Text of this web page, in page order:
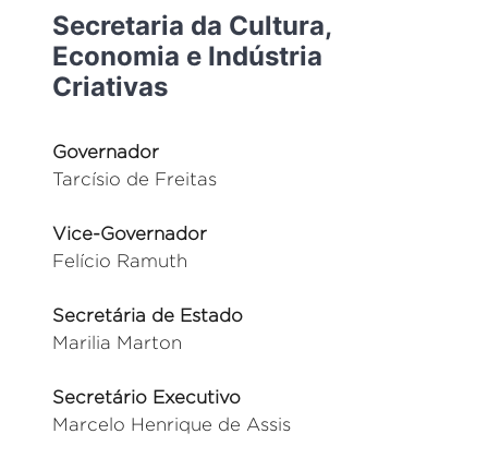
Secretaria da Cultura,
Economia e Indústria
Criativas
Governador
Tarcísio de Freitas
Vice-Governador
Felício Ramuth
Secretária de Estado
Marilia Marton
Secretário Executivo
Marcelo Henrique de Assis